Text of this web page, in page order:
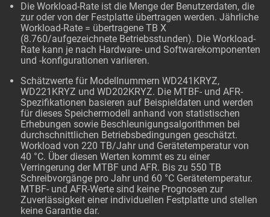
Die Workload-Rate ist die Menge der Benutzerdaten, die
zur oder von der Festplatte übertragen werden. Jährliche
Workload-Rate = übertragene TB X
(8.760/aufgezeichnete Betriebsstunden). Die Workload-
Rate kann je nach Hardware- und Softwarekomponenten
und -konfigurationen variieren.
Schätzwerte für Modellnummern WD241KRYZ,
WD221KRYZ und WD202KRYZ. Die MTBF- und AFR-
Spezifikationen basieren auf Beispieldaten und werden
für dieses Speichermodell anhand von statistischen
Erhebungen sowie Beschleunigungsalgorithmen bei
durchschnittlichen Betriebsbedingungen geschätzt.
Workload von 220 TB/Jahr und Gerätetemperatur von
40 °C. Über diesen Werten kommt es zu einer
Verringerung der MTBF und AFR. Bis zu 550 TB
Schreibvorgänge pro Jahr und 60 °C Gerätetemperatur.
MTBF- und AFR-Werte sind keine Prognosen zur
Zuverlässigkeit einer individuellen Festplatte und stellen
keine Garantie dar.